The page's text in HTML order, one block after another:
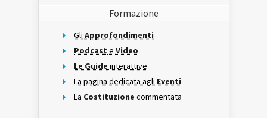
Formazione
Gli Approfondimenti
Podcast e Video
Le Guide interattive
La pagina dedicata agli Eventi
La Costituzione commentata